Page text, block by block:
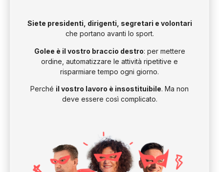
Siete presidenti, dirigenti, segretari e volontari
che portano avanti lo sport.
Golee è il vostro braccio destro: per mettere
ordine, automatizzare le attività ripetitive e
risparmiare tempo ogni giorno.
Perché il vostro lavoro è insostituibile. Ma non
deve essere così complicato.